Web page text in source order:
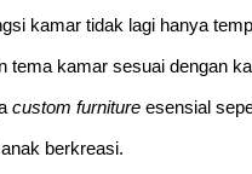
kamar tidak lagi hanya
tema kamar sesuai dengan
custom furniture esensial
berkreasi.